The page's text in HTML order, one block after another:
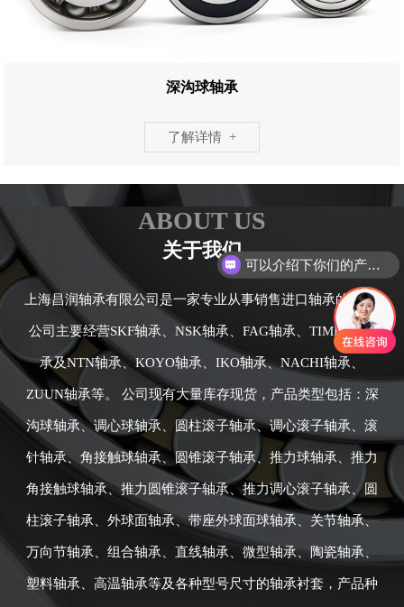
深沟球轴承
了解详情 +
ABOUT US
关于我们
上海昌润轴承有限公司是一家专业从事销售进口轴承的公司,
公司主要经营SKF轴承、NSK轴承、FAG轴承、TIMKEN轴
承及NTN轴承、KOYO轴承、IKO轴承、NACHI轴承、
ZUUN轴承等。 公司现有大量库存现货，产品类型包括：深
沟球轴承、调心球轴承、圆柱滚子轴承、调心滚子轴承、滚
针轴承、角接触球轴承、圆锥滚子轴承、推力球轴承、推力
角接触球轴承、推力圆锥滚子轴承、推力调心滚子轴承、圆
柱滚子轴承、外球面轴承、带座外球面球轴承、关节轴承、
万向节轴承、组合轴承、直线轴承、微型轴承、陶瓷轴承、
塑料轴承、高温轴承等及各种型号尺寸的轴承衬套，产品种
你们是怎么收费的呢